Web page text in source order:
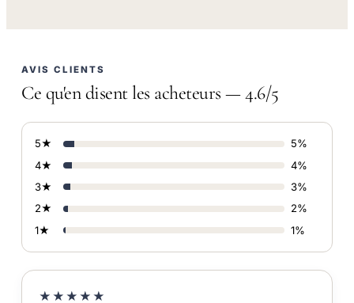
AVIS CLIENTS
Ce qu'en disent les acheteurs — 4.6/5
5★
5%
4★
4%
3★
3%
2★
2%
1★
1%
★★★★★